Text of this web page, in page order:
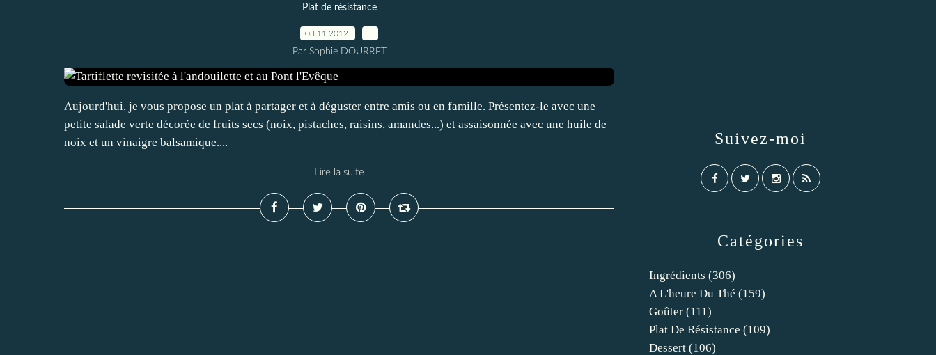
Plat de résistance
03.11.2012
Par Sophie DOURRET
Aujourd'hui, je vous propose un plat à partager et à déguster entre amis ou en famille. Présentez-le avec une
petite salade verte décorée de fruits secs (noix, pistaches, raisins, amandes...) et assaisonnée avec une huile de
noix et un vinaigre balsamique....
Lire la suite
Catégories
Ingrédients (306)
A L'heure Du Thé (159)
Goûter (111)
Plat De Résistance (109)
Dessert (106)
Suivez-moi